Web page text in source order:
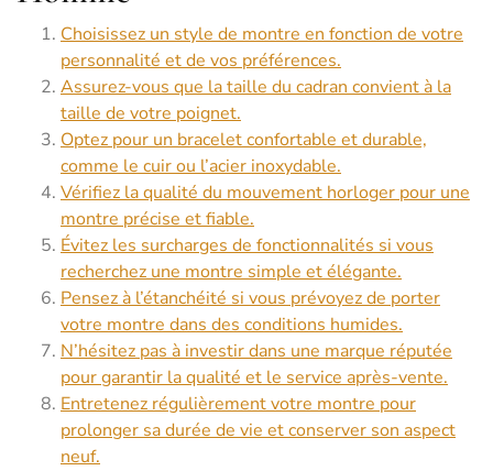
Choisissez un style de montre en fonction de votre
personnalité et de vos préférences.
Assurez-vous que la taille du cadran convient à la
taille de votre poignet.
Optez pour un bracelet confortable et durable,
comme le cuir ou l’acier inoxydable.
Vérifiez la qualité du mouvement horloger pour une
montre précise et fiable.
Évitez les surcharges de fonctionnalités si vous
recherchez une montre simple et élégante.
Pensez à l’étanchéité si vous prévoyez de porter
votre montre dans des conditions humides.
N’hésitez pas à investir dans une marque réputée
pour garantir la qualité et le service après-vente.
Entretenez régulièrement votre montre pour
prolonger sa durée de vie et conserver son aspect
neuf.